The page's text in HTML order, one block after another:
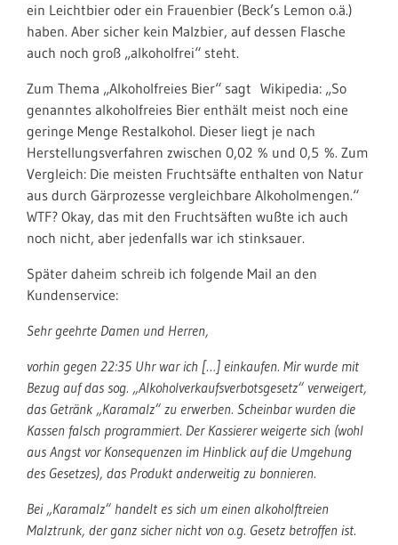
ein Leichtbier oder ein Frauenbier (Beck’s Lemon o.ä.)
haben. Aber sicher kein Malzbier, auf dessen Flasche
auch noch groß „alkoholfrei“ steht.
Zum Thema „Alkoholfreies Bier“ sagt Wikipedia: „So
genanntes alkoholfreies Bier enthält meist noch eine
geringe Menge Restalkohol. Dieser liegt je nach
Herstellungsverfahren zwischen 0,02 % und 0,5 %. Zum
Vergleich: Die meisten Fruchtsäfte enthalten von Natur
aus durch Gärprozesse vergleichbare Alkoholmengen.“
WTF? Okay, das mit den Fruchtsäften wußte ich auch
noch nicht, aber jedenfalls war ich stinksauer.
Später daheim schreib ich folgende Mail an den
Kundenservice:
Sehr geehrte Damen und Herren,
vorhin gegen 22:35 Uhr war ich […] einkaufen. Mir wurde mit
Bezug auf das sog. „Alkoholverkaufsverbotsgesetz“ verweigert,
das Getränk „Karamalz“ zu erwerben. Scheinbar wurden die
Kassen falsch programmiert. Der Kassierer weigerte sich (wohl
aus Angst vor Konsequenzen im Hinblick auf die Umgehung
des Gesetzes), das Produkt anderweitig zu bonnieren.
Bei „Karamalz“ handelt es sich um einen alkoholftreien
Malztrunk, der ganz sicher nicht von o.g. Gesetz betroffen ist.